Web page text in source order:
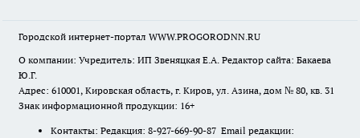
Городской интернет-портал WWW.PROGORODNN.RU
О компании: Учредитель: ИП Звеняцкая Е.А. Редактор сайта: Бакаева
Ю.Г.
Адрес: 610001, Кировская область, г. Киров, ул. Азина, дом № 80, кв. 31
Знак информационной продукции: 16+
Контакты: Редакция: 8-927-669-90-87 Email редакции: